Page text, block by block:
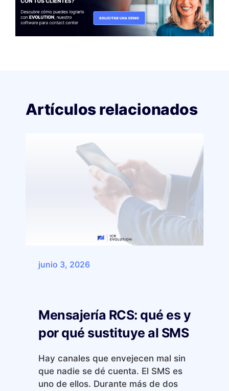
Artículos relacionados
junio 3, 2026
Mensajería RCS: qué es y
por qué sustituye al SMS
Hay canales que envejecen mal sin
que nadie se dé cuenta. El SMS es
uno de ellos. Durante más de dos